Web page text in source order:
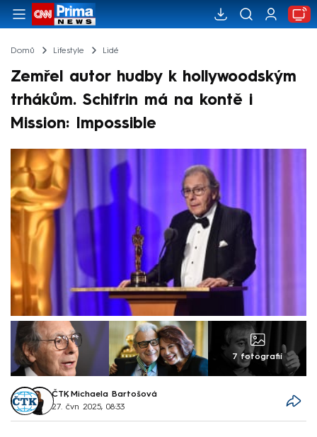
Domů Lifestyle Lidé
Zemřel autor hudby k hollywoodským
trhákům. Schifrin má na kontě i
Mission: Impossible
7 fotografií
ČTK, Michaela Bartošová
27. čvn 2025, 08:33